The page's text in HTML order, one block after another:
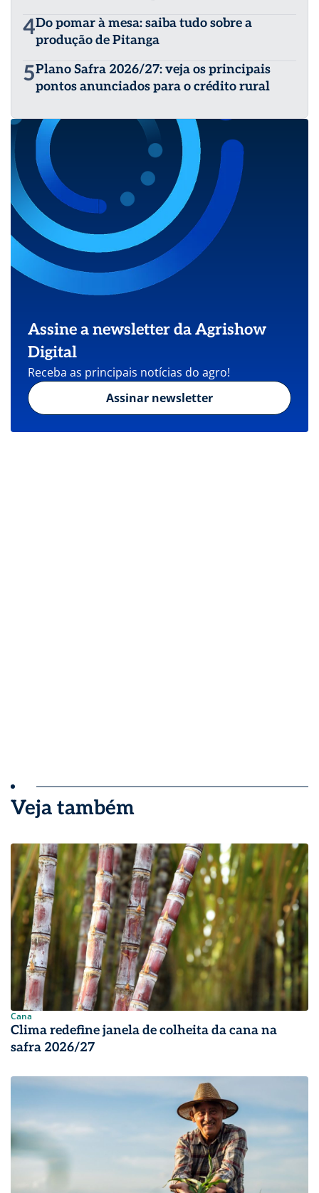
4Do pomar à mesa: saiba tudo sobre a
produção de Pitanga
5Plano Safra 2026/27: veja os principais
pontos anunciados para o crédito rural
Assine a newsletter da Agrishow
Digital
Receba as principais notícias do agro!
Assinar newsletter
Veja também
Cana
Clima redefine janela de colheita da cana na
safra 2026/27